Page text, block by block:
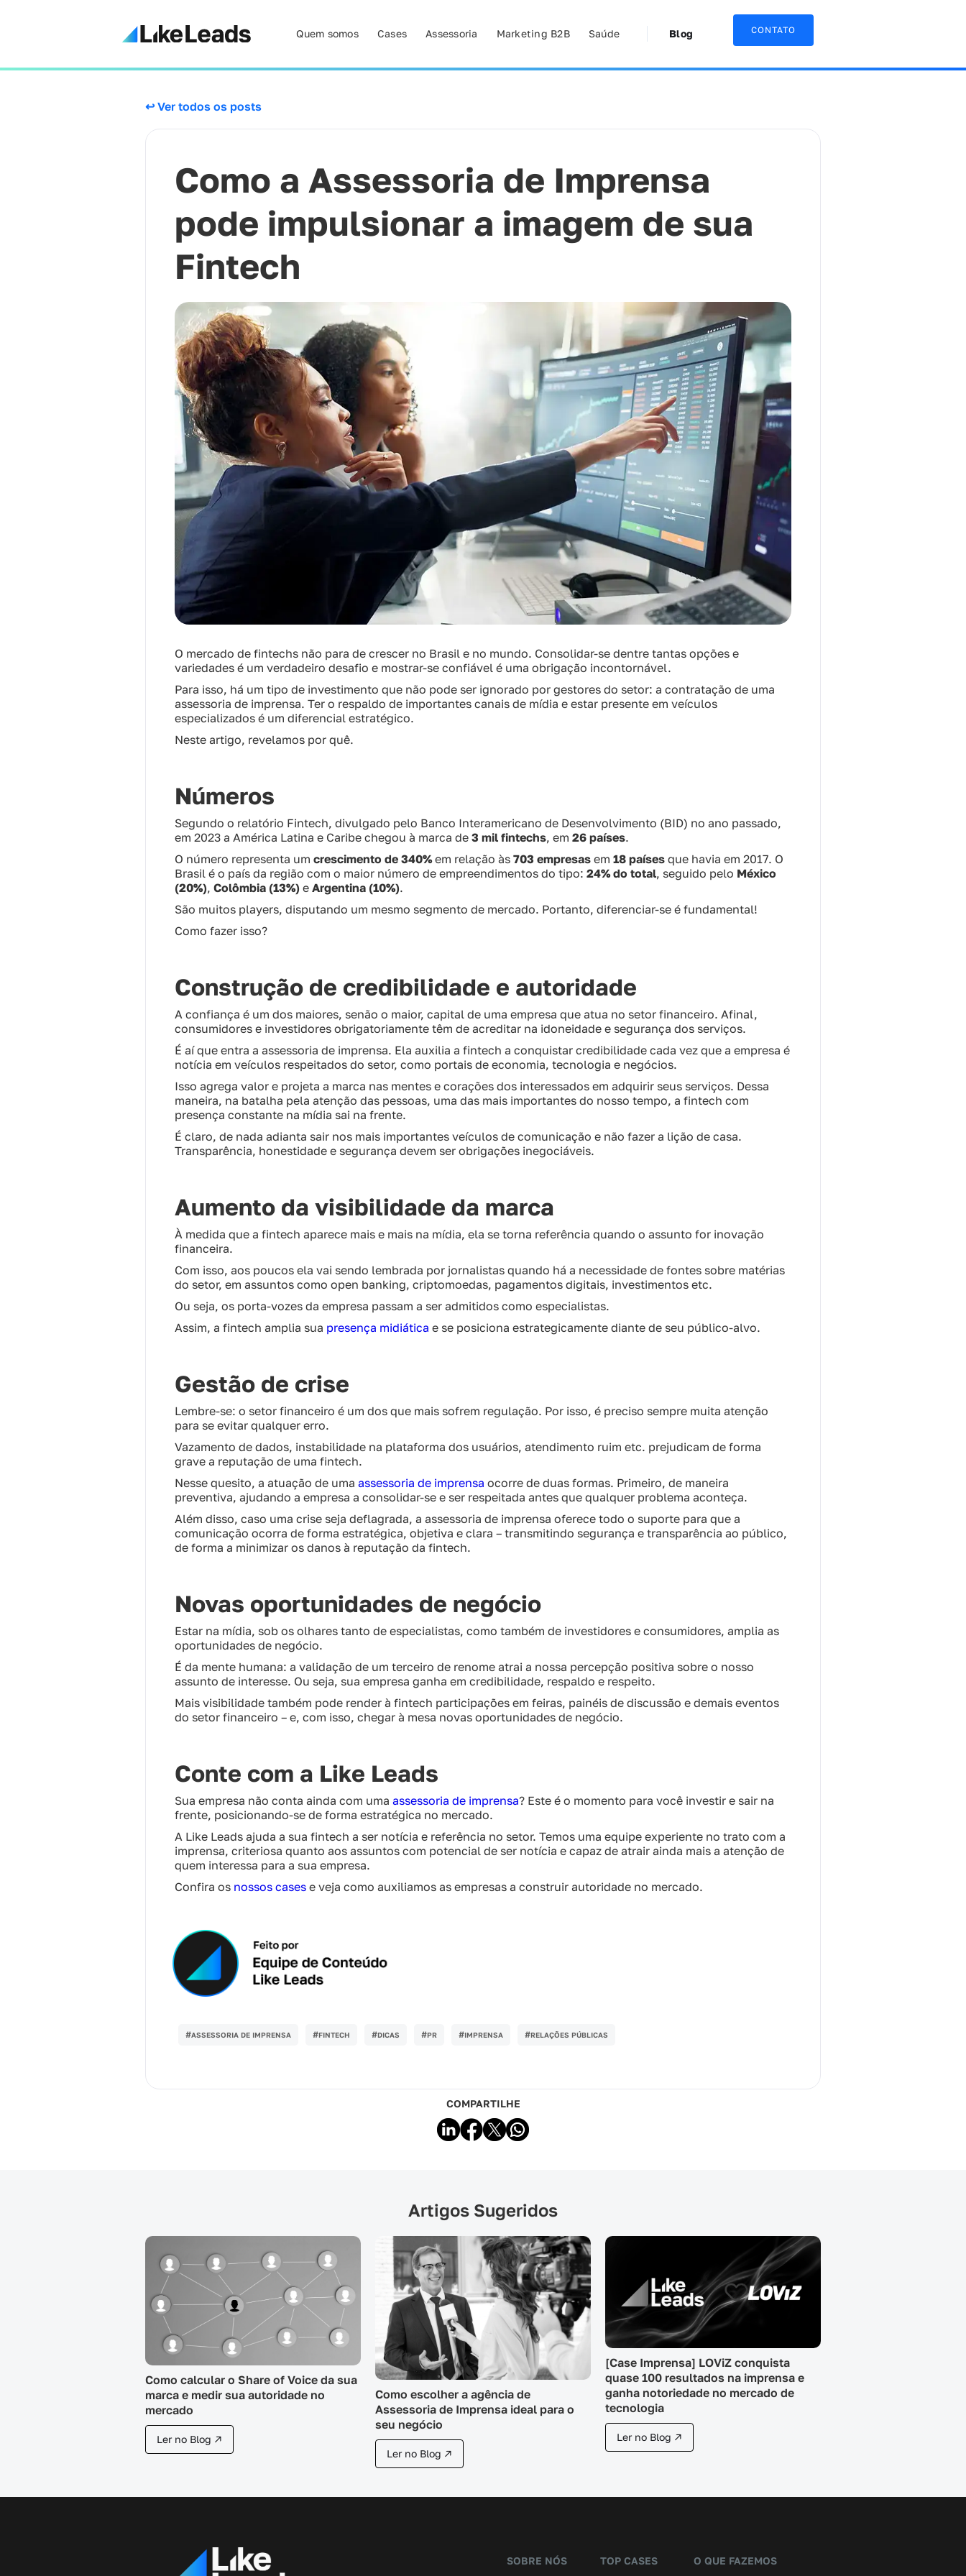
Quem somos Cases Assessoria Marketing B2B Saúde Blog CONTATO
↩ Ver todos os posts
Como a Assessoria de Imprensa
pode impulsionar a imagem de sua
Fintech
O mercado de fintechs não para de crescer no Brasil e no mundo. Consolidar-se dentre tantas opções e
variedades é um verdadeiro desafio e mostrar-se confiável é uma obrigação incontornável.
Para isso, há um tipo de investimento que não pode ser ignorado por gestores do setor: a contratação de uma
assessoria de imprensa. Ter o respaldo de importantes canais de mídia e estar presente em veículos
especializados é um diferencial estratégico.
Neste artigo, revelamos por quê.
Números
Segundo o relatório Fintech, divulgado pelo Banco Interamericano de Desenvolvimento (BID) no ano passado,
em 2023 a América Latina e Caribe chegou à marca de 3 mil fintechs, em 26 países.
O número representa um crescimento de 340%em relação às 703 empresas em 18 países que havia em 2017. O
Brasil é o país da região com o maior número de empreendimentos do tipo: 24% do total, seguido pelo México
(20%), Colômbia (13%) e Argentina (10%).
São muitos players, disputando um mesmo segmento de mercado. Portanto, diferenciar-se é fundamental!
Como fazer isso?
Construção de credibilidade e autoridade
A confiança é um dos maiores, senão o maior, capital de uma empresa que atua no setor financeiro. Afinal,
consumidores e investidores obrigatoriamente têm de acreditar na idoneidade e segurança dos serviços.
É aí que entra a assessoria de imprensa. Ela auxilia a fintech a conquistar credibilidade cada vez que a empresa é
notícia em veículos respeitados do setor, como portais de economia, tecnologia e negócios.
Isso agrega valor e projeta a marca nas mentes e corações dos interessados em adquirir seus serviços. Dessa
maneira, na batalha pela atenção das pessoas, uma das mais importantes do nosso tempo, a fintech com
presença constante na mídia sai na frente.
É claro, de nada adianta sair nos mais importantes veículos de comunicação e não fazer a lição de casa.
Transparência, honestidade e segurança devem ser obrigações inegociáveis.
Aumento da visibilidade da marca
À medida que a fintech aparece mais e mais na mídia, ela se torna referência quando o assunto for inovação
financeira.
Com isso, aos poucos ela vai sendo lembrada por jornalistas quando há a necessidade de fontes sobre matérias
do setor, em assuntos como open banking, criptomoedas, pagamentos digitais, investimentos etc.
Ou seja, os porta-vozes da empresa passam a ser admitidos como especialistas.
Assim, a fintech amplia sua presença midiática e se posiciona estrategicamente diante de seu público-alvo.
Gestão de crise
Lembre-se: o setor financeiro é um dos que mais sofrem regulação. Por isso, é preciso sempre muita atenção
para se evitar qualquer erro.
Vazamento de dados, instabilidade na plataforma dos usuários, atendimento ruim etc. prejudicam de forma
grave a reputação de uma fintech.
Nesse quesito, a atuação de uma assessoria de imprensa ocorre de duas formas. Primeiro, de maneira
preventiva, ajudando a empresa a consolidar-se e ser respeitada antes que qualquer problema aconteça.
Além disso, caso uma crise seja deflagrada, a assessoria de imprensa oferece todo o suporte para que a
comunicação ocorra de forma estratégica, objetiva e clara – transmitindo segurança e transparência ao público,
de forma a minimizar os danos à reputação da fintech.
Novas oportunidades de negócio
Estar na mídia, sob os olhares tanto de especialistas, como também de investidores e consumidores, amplia as
oportunidades de negócio.
É da mente humana: a validação de um terceiro de renome atrai a nossa percepção positiva sobre o nosso
assunto de interesse. Ou seja, sua empresa ganha em credibilidade, respaldo e respeito.
Mais visibilidade também pode render à fintech participações em feiras, painéis de discussão e demais eventos
do setor financeiro – e, com isso, chegar à mesa novas oportunidades de negócio.
Conte com a Like Leads
Sua empresa não conta ainda com uma assessoria de imprensa? Este é o momento para você investir e sair na
frente, posicionando-se de forma estratégica no mercado.
A Like Leads ajuda a sua fintech a ser notícia e referência no setor. Temos uma equipe experiente no trato com a
imprensa, criteriosa quanto aos assuntos com potencial de ser notícia e capaz de atrair ainda mais a atenção de
quem interessa para a sua empresa.
Confira os nossos cases e veja como auxiliamos as empresas a construir autoridade no mercado.
#ASSESSORIA DE IMPRENSA #FINTECH #DICAS #PR #IMPRENSA #RELAÇÕES PÚBLICAS
COMPARTILHE
Artigos Sugeridos
Como calcular o Share of Voice da sua
marca e medir sua autoridade no
mercado
Ler no Blog ↗
Como escolher a agência de
Assessoria de Imprensa ideal para o
seu negócio
Ler no Blog ↗
[Case Imprensa] LOViZ conquista
quase 100 resultados na imprensa e
ganha notoriedade no mercado de
tecnologia
Ler no Blog ↗
SOBRE NÓS TOP CASES O QUE FAZEMOS